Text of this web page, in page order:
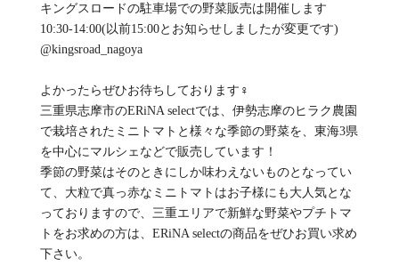
キングスロードの駐車場での野菜販売は開催します
10:30-14:00(以前15:00とお知らせしましたが変更です)
@kingsroad_nagoya
よかったらぜひお待ちしております‍♀️
三重県志摩市のERiNA selectでは、伊勢志摩のヒラク農園
で栽培されたミニトマトと様々な季節の野菜を、東海3県
を中心にマルシェなどで販売しています！
季節の野菜はそのときにしか味わえないものとなってい
て、大粒で真っ赤なミニトマトはお子様にも大人気とな
っておりますので、三重エリアで新鮮な野菜やプチトマ
トをお求めの方は、ERiNA selectの商品をぜひお買い求め
下さい。